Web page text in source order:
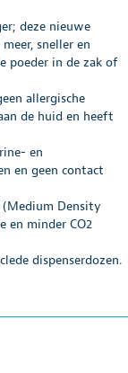
deze nieuwe
sneller en
poeder in de zak of
allergische
de huid en heeft
en
en geen contact
(Medium Density
en minder CO2
dispenserdozen.